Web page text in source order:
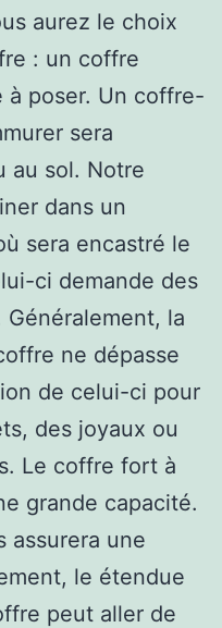
aurez le choix
: un coffre
à poser. Un coffre-
sera
au sol. Notre
dans un
sera encastré le
ci demande des
la
ne dépasse
de celui-ci pour
des joyaux ou
Le coffre fort à
grande capacité.
assurera une
le étendue
peut aller de